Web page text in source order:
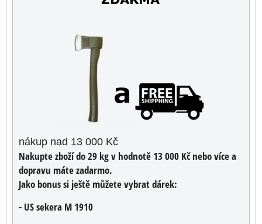
nákup nad 13 000 Kč
Nakupte zboží do 29 kg v hodnotě 13 000 Kč nebo více a
dopravu máte zadarmo.
Jako bonus si ještě můžete vybrat dárek:
- US sekera M 1910